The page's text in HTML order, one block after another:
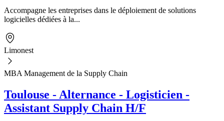
Accompagne les entreprises dans le déploiement de solutions
logicielles dédiées à la...
Limonest
MBA Management de la Supply Chain
Toulouse - Alternance - Logisticien -
Assistant Supply Chain H/F